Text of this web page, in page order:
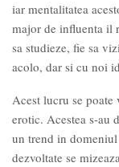
iar mentalitatea
major de influenta il
sa studieze, fie sa
acolo, dar si cu noi
Acest lucru se poate
erotic. Acestea s-au
un trend in
dezvoltate se